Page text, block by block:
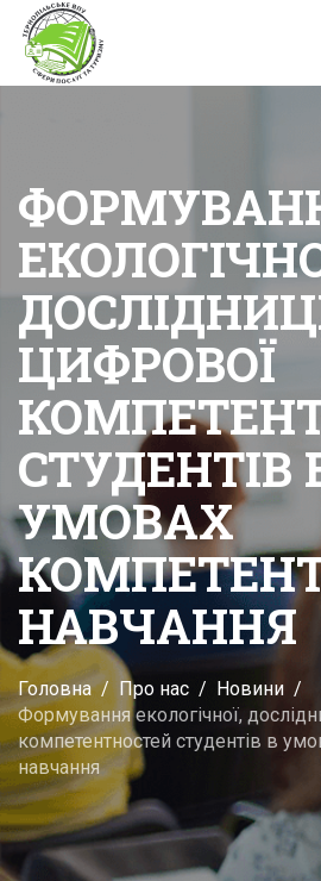
ЦИФРОВОЇ
СТУДЕНТІВ
УМОВАХ
НАВЧАННЯ
Головна Про нас
Новини
Формування екологічної,
компетентностей студентів в
навчання